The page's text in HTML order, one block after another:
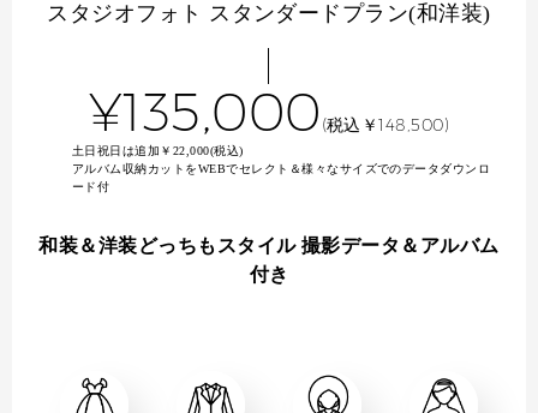
スタジオフォト スタンダードプラン(和洋装)
¥135,000 (税込￥148,500)
土日祝日は追加￥22,000(税込)
アルバム収納カットをWEBでセレクト＆様々なサイズでのデータダウンロ
ード付
和装＆洋装どっちもスタイル 撮影データ＆アルバム
付き